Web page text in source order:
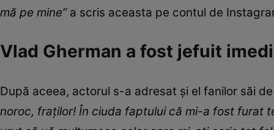
mă pe mine”a scris aceasta pe contul de
Vlad Gherman a fost jefuit
După aceea, actorul s-a adresat și el fanilor săi
noroc, fraților! În ciuda faptului că mi-a fost furat